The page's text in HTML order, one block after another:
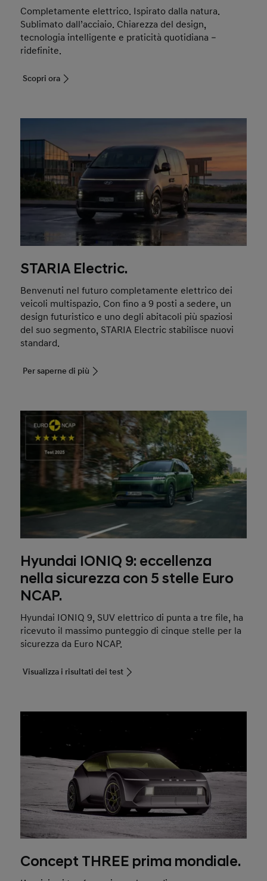
Completamente elettrico. Ispirato dalla natura.
Sublimato dall’acciaio. Chiarezza del design,
tecnologia intelligente e praticità quotidiana –
ridefinite.
Scopri ora
STARIA Electric.
Benvenuti nel futuro completamente elettrico dei
veicoli multispazio. Con fino a 9 posti a sedere, un
design futuristico e uno degli abitacoli più spaziosi
del suo segmento, STARIA Electric stabilisce nuovi
standard.
Per saperne di più
Hyundai IONIQ 9: eccellenza
nella sicurezza con 5 stelle Euro
NCAP.
Hyundai IONIQ 9, SUV elettrico di punta a tre file, ha
ricevuto il massimo punteggio di cinque stelle per la
sicurezza da Euro NCAP.
Visualizza i risultati dei test
Concept THREE prima mondiale.